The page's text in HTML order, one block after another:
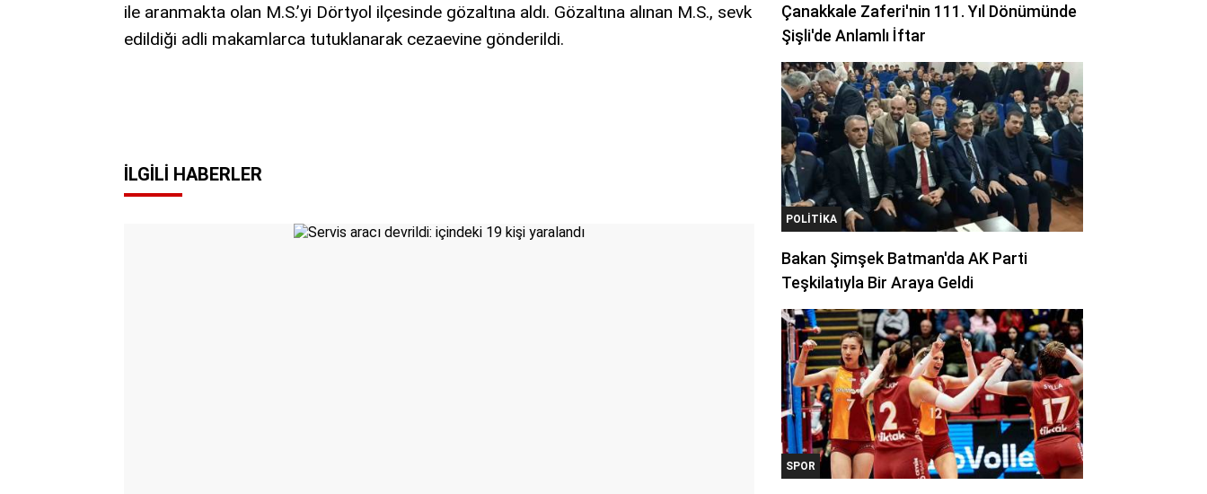
ile aranmakta olan M.S.’yi Dörtyol ilçesinde gözaltına aldı. Gözaltına alınan M.S., sevk
edildiği adli makamlarca tutuklanarak cezaevine gönderildi.
İLGILI HABERLER
Çanakkale Zaferi'nin 111. Yıl Dönümünde
Şişli'de Anlamlı İftar
POLITIKA
Bakan Şimşek Batman'da AK Parti
Teşkilatıyla Bir Araya Geldi
SPOR